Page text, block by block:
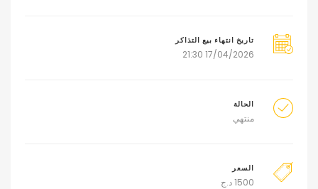
تاريخ انتهاء بيع التذاكر
17/04/2026 21:30
الحالة
منتهي
السعر
1500د.ج